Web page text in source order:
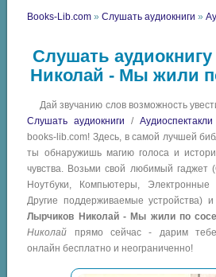
Books-Lib.com »Слушать аудиокниги »
Слушать
Николай - Мы жили
Дай звучанию слов возможность
Слушать аудиокниги /Аудиоспектакли
books-lib.com! Здесь, в самой лучшей
ты обнаружишь магию голоса и
чувства. Возьми свой любимый
Ноутбуки, Компьютеры, Электронные
Другие поддерживаемые устройства) и
Лырчиков Николай - Мы жили по
Николай прямо сейчас - дарим тебе
онлайн бесплатно и неограниченно!